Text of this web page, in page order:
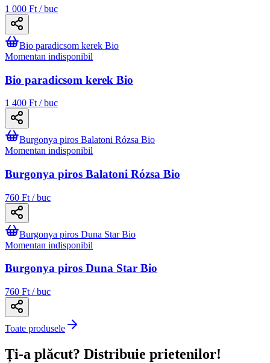
1 000 Ft / buc
Bio paradicsom kerek Bio
Momentan indisponibil
Bio paradicsom kerek Bio
1 400 Ft / buc
Burgonya piros Balatoni Rózsa Bio
Momentan indisponibil
Burgonya piros Balatoni Rózsa Bio
760 Ft / buc
Burgonya piros Duna Star Bio
Momentan indisponibil
Burgonya piros Duna Star Bio
760 Ft / buc
Toate produsele
Ți-a plăcut? Distribuie prietenilor!